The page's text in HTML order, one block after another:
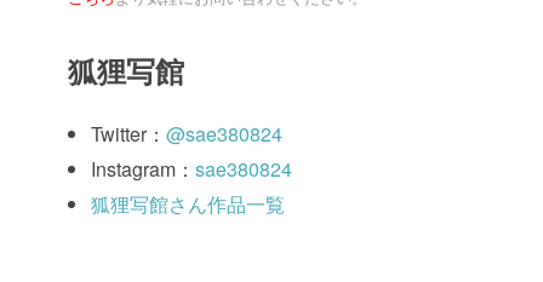
狐狸写館
Twitter： @sae380824
Instagram： sae380824
狐狸写館さん作品一覧